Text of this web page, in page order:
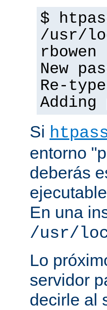
$
/usr/
rbowen
New
Re-
Adding
Si
entorno
deberás
En una
/usr/
Lo
servidor
decirle al